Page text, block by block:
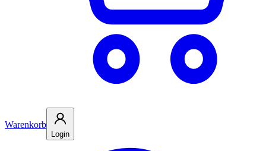
Warenkorb
Login